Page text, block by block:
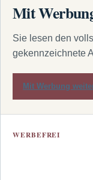
Mit
Sie lesen den
gekennzeichnete
Mit Werbung
WERBEFREI